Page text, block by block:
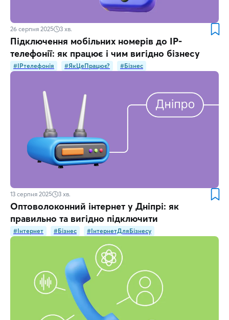
26 серпня 2025 3 хв.
Підключення мобільних номерів до IP-
телефонії: як працює і чим вигідно бізнесу
#IPтелефонія #ЯкЦеПрацює? #Бізнес
13 серпня 2025 3 хв.
Оптоволоконний інтернет у Дніпрі: як
правильно та вигідно підключити
#Інтернет #Бізнес #ІнтернетДляБізнесу